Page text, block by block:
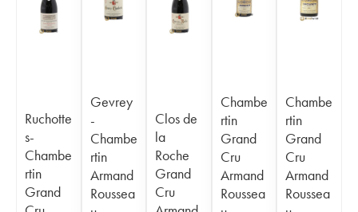
Ruchotte
s-
Chambe
rtin
Grand
Gevrey
-
Chambe
rtin
Armand
Roussea
Clos de
la
Roche
Grand
Cru
Chambe
rtin
Grand
Cru
Armand
Roussea
Chambe
rtin
Grand
Cru
Armand
Roussea